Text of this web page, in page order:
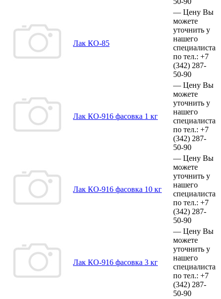
Лак КО-85
— Цену Вы
можете
уточнить у
нашего
специалиста
по тел.: +7
(342) 287-
50-90
Лак КО-916 фасовка 1 кг
— Цену Вы
можете
уточнить у
нашего
специалиста
по тел.: +7
(342) 287-
50-90
Лак КО-916 фасовка 10 кг
— Цену Вы
можете
уточнить у
нашего
специалиста
по тел.: +7
(342) 287-
50-90
Лак КО-916 фасовка 3 кг
— Цену Вы
можете
уточнить у
нашего
специалиста
по тел.: +7
(342) 287-
50-90